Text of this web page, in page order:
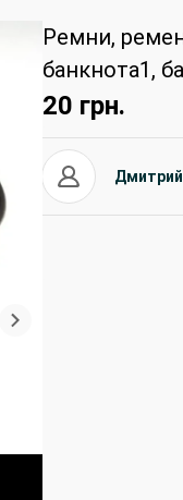
Ремни,
банкнота1,
20 грн.